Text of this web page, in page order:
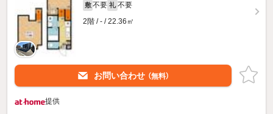
敷 不要 礼 不要
2階 / - / 22.36㎡
お問い合わせ （無料）
提供